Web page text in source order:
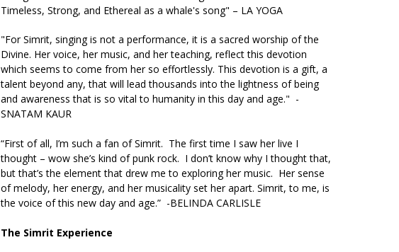
Timeless, Strong, and Ethereal as a whale's song" – LA YOGA
"For Simrit, singing is not a performance, it is a sacred worship of the
Divine. Her voice, her music, and her teaching, reflect this devotion
which seems to come from her so effortlessly. This devotion is a gift, a
talent beyond any, that will lead thousands into the lightness of being
and awareness that is so vital to humanity in this day and age." -
SNATAM KAUR
“First of all, I’m such a fan of Simrit. The first time I saw her live I
thought – wow she’s kind of punk rock. I don’t know why I thought that,
but that’s the element that drew me to exploring her music. Her sense
of melody, her energy, and her musicality set her apart. Simrit, to me, is
the voice of this new day and age.” -BELINDA CARLISLE
The Simrit Experience